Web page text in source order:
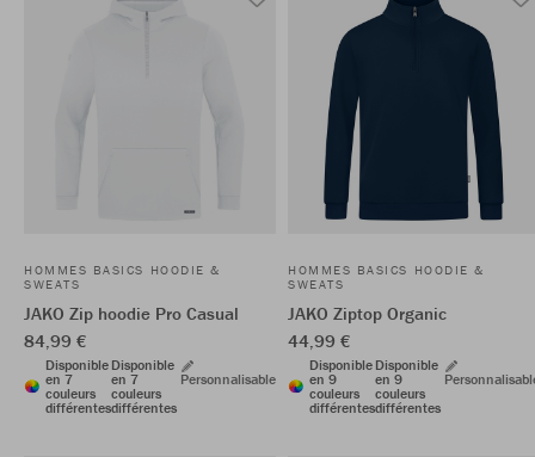
HOMMES BASICS HOODIE &
SWEATS
JAKO Zip hoodie Pro Casual
84,99 €
Disponible
en 7
couleurs
différentes
Disponible
en 7
couleurs
différentes
Personnalisable
HOMMES BASICS HOODIE &
SWEATS
JAKO Ziptop Organic
44,99 €
Disponible
en 9
couleurs
différentes
Disponible
en 9
couleurs
différentes